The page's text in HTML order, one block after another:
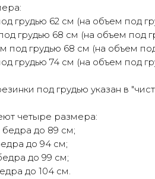
грудью 62 см (на объем под
грудью 68 см (на объем под
под грудью 68 см (на объем
грудью 74 см (на объем под
под грудью указан в
четыре размера:
бедра до 89 см;
до 94 см;
до 99 см;
до 104 см.